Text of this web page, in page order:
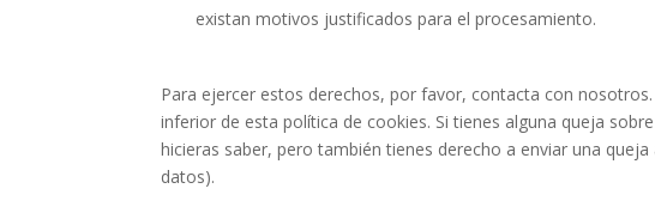
existan motivos justificados para el procesamiento.
Para ejercer estos derechos, por favor, contacta con
inferior de esta política de cookies. Si tienes alguna queja
hicieras saber, pero también tienes derecho a enviar una
datos).